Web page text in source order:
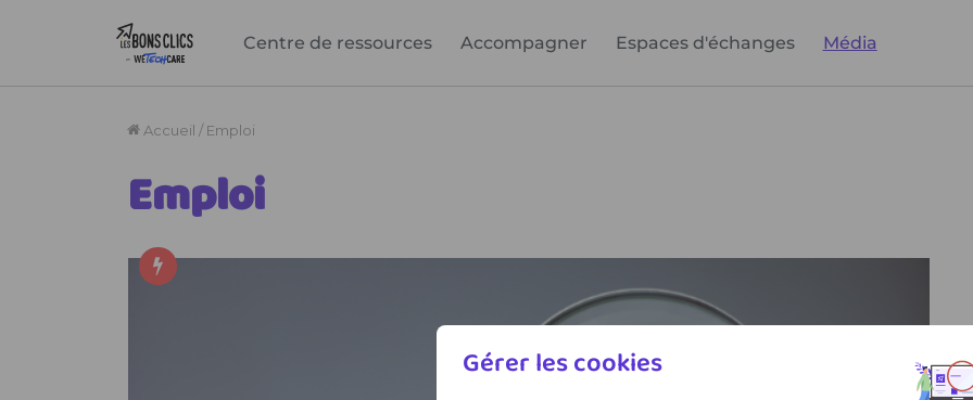
Centre de ressources Accompagner Espaces d'échanges Média
Gérer les cookies